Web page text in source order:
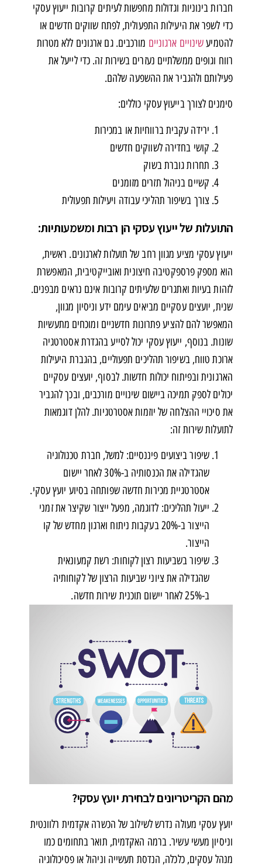
חברות בינוניות וגדולות מחפשות לעיתים קרובות ייעוץ עסקי
כדי לשפר את היעילות התפעולית, לפתח שווקים חדשים או
להטמיעשינויים ארגוניים מורכבים. גם ארגונים ללא מטרות
רווח וגופים ממשלתיים נעזרים בשירות זה. כדי לייעל את
פעילותם ולהגביר את ההשפעה שלהם.
סימנים לצורך בייעוץ עסקי כוללים:
ירידה עקבית ברווחיות או במכירות
קושי בחדירה לשווקים חדשים
תחרות גוברת בשוק
קשיים בניהול תזרים מזומנים
צורך בשיפור תהליכי עבודה ויעילות תפעולית
התועלות של ייעוץ עסקי הן רבות ומשמעותיות:
ייעוץ עסקי מציע מגוון רחב של תועלות לארגונים. ראשית,
הוא מספק פרספקטיבה חיצונית ואובייקטיבית, המאפשרת
לזהות בעיות ואתגרים שלעיתים קרובות אינם נראים מבפנים.
שנית, יועצים עסקיים מביאים עימם ידע וניסיון מגוון,
המאפשר להם להציע פתרונות חדשניים ומוכחים מתעשיות
שונות. בנוסף, ייעוץ עסקי יכול לסייע בהגדרת אסטרטגיה
ארוכת טווח, בשיפור תהליכים תפעוליים, בהגברת היעילות
הארגונית ובפיתוח יכולות חדשות. לבסוף, יועצים עסקיים
יכולים לספק תמיכה ביישום שינויים מורכבים, ובכך להגביר
את סיכויי ההצלחה של יוזמות אסטרטגיות. להלן דוגמאות
לתועלות שירות זה:
שיפור ביצועים פיננסיים: למשל, חברת טכנולוגיה
שהגדילה את הכנסותיה ב-30% לאחר יישום
אסטרטגיית מכירות חדשה שפותחה בסיוע יועץ עסקי.
ייעול תהליכים: לדוגמה, מפעל ייצור שקיצר את זמני
הייצור ב-20% בעקבות ניתוח וארגון מחדש של קו
הייצור.
שיפור בשביעות רצון לקוחות: רשת קמעונאית
שהגדילה את ציוני שביעות הרצון של לקוחותיה
ב-25% לאחר יישום תוכנית שירות חדשה.
מהם הקריטריונים לבחירת יועץ עסקי?
יועץ עסקי מעולה נדרש לשילוב של הכשרה אקדמית רלוונטית
וניסיון מעשי עשיר. ברמה האקדמית, תואר בתחומים כמו
מנהל עסקים, כלכלה, הנדסת תעשייה וניהול או פסיכולוגיה